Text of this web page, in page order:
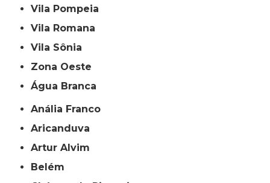
Vila Pompeia
Vila Romana
Vila Sônia
Zona Oeste
Água Branca
Anália Franco
Aricanduva
Artur Alvim
Belém